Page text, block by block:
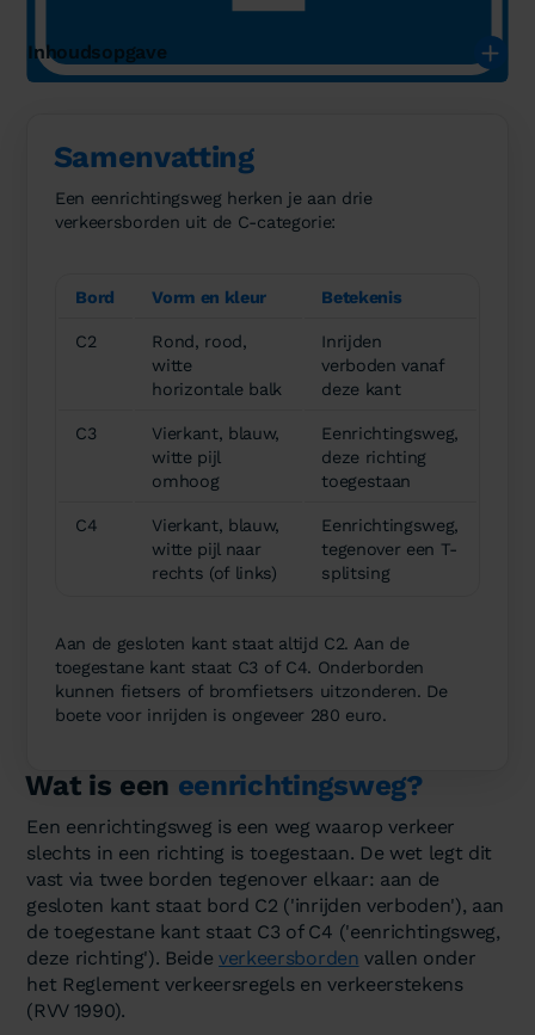
Inhoudsopgave
Samenvatting
Een eenrichtingsweg herken je aan drie
verkeersborden uit de C-categorie:
Bord Vorm en kleur Betekenis
C2
Rond, rood,
witte
horizontale balk
Inrijden
verboden vanaf
deze kant
C3
Vierkant, blauw,
witte pijl
omhoog
Eenrichtingsweg,
deze richting
toegestaan
C4
Vierkant, blauw,
witte pijl naar
rechts (of links)
Eenrichtingsweg,
tegenover een T-
splitsing
Aan de gesloten kant staat altijd C2. Aan de
toegestane kant staat C3 of C4. Onderborden
kunnen fietsers of bromfietsers uitzonderen. De
boete voor inrijden is ongeveer 280 euro.
Wat is een eenrichtingsweg?
Een eenrichtingsweg is een weg waarop verkeer
slechts in een richting is toegestaan. De wet legt dit
vast via twee borden tegenover elkaar: aan de
gesloten kant staat bord C2 ('inrijden verboden'), aan
de toegestane kant staat C3 of C4 ('eenrichtingsweg,
deze richting'). Beideverkeersborden vallen onder
het Reglement verkeersregels en verkeerstekens
(RVV 1990).